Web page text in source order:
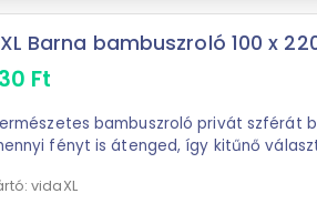
Barna bambuszroló 100 x
Ft
bambuszroló privát szférát
fényt is átenged, így kitűnő
vidaXL